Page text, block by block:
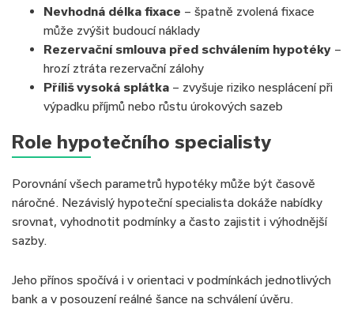
Nevhodná délka fixace – špatně zvolená fixace
může zvýšit budoucí náklady
Rezervační smlouva před schválením hypotéky –
hrozí ztráta rezervační zálohy
Příliš vysoká splátka – zvyšuje riziko nesplácení při
výpadku příjmů nebo růstu úrokových sazeb
Role hypotečního specialisty
Porovnání všech parametrů hypotéky může být časově
náročné. Nezávislý hypoteční specialista dokáže nabídky
srovnat, vyhodnotit podmínky a často zajistit i výhodnější
sazby.
Jeho přínos spočívá i v orientaci v podmínkách jednotlivých
bank a v posouzení reálné šance na schválení úvěru.